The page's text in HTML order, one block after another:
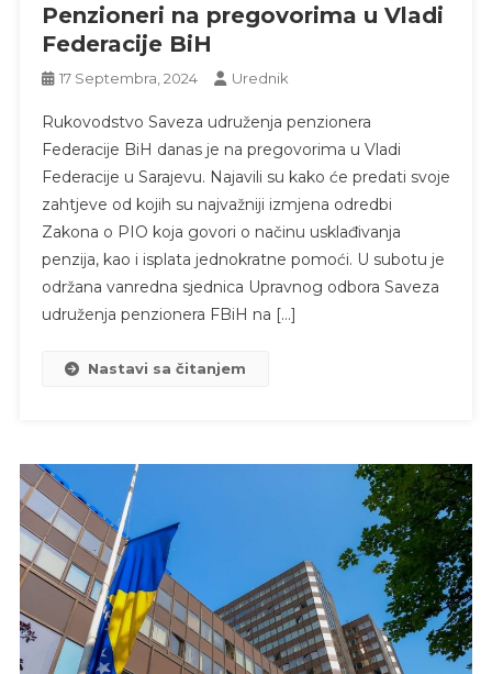
Penzioneri na pregovorima u Vladi
Federacije BiH
17 Septembra, 2024 Urednik
Rukovodstvo Saveza udruženja penzionera
Federacije BiH danas je na pregovorima u Vladi
Federacije u Sarajevu. Najavili su kako će predati svoje
zahtjeve od kojih su najvažniji izmjena odredbi
Zakona o PIO koja govori o načinu usklađivanja
penzija, kao i isplata jednokratne pomoći. U subotu je
održana vanredna sjednica Upravnog odbora Saveza
udruženja penzionera FBiH na […]
Nastavi sa čitanjem